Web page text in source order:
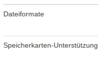
Dateiformate
Speicherkarten-Unterstützung